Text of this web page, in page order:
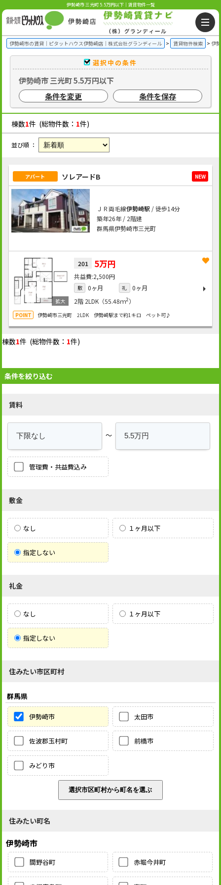
伊勢崎市 三光町 5.5万円以下｜賃貸物件一覧
伊勢崎市の賃貸｜ピタットハウス伊勢崎店｜株式会社グランディール 賃貸物件検索 伊
選択中の条件
伊勢崎市 三光町 5.5万円以下
条件を変更
条件を保存
棟数1件 (総物件数： 1件)
並び順 ：
アパート ソレアードB NEW
ＪＲ両毛線伊勢崎駅/ 徒歩14分
築年26年 / 2階建
群馬県伊勢崎市三光町
201 5万円
2,500円
敷 0ヶ月 礼
0ヶ月
2階 2LDK（55.48ｍ2）
伊勢崎市三光町 2LDK 伊勢崎駅まで約1キロ ペット可♪
棟数1件 (総物件数： 1件)
条件を絞り込む
賃料
～
管理費・共益費込み
敷金
なし １ヶ月以下
指定しない
礼金
なし １ヶ月以下
指定しない
住みたい市区町村
群馬県
伊勢崎市 太田市
佐波郡玉村町 前橋市
みどり市
住みたい町名
伊勢崎市
間野谷町 赤堀今井町